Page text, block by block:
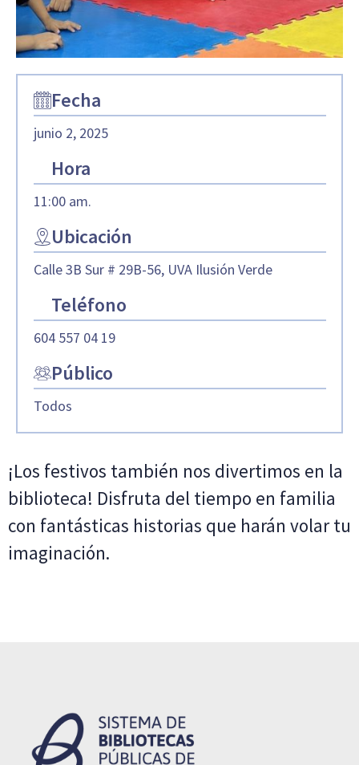
Fecha
junio 2, 2025
Hora
11:00 am.
Ubicación
Calle 3B Sur # 29B-56, UVA Ilusión Verde
Teléfono
604 557 04 19
Público
Todos
¡Los festivos también nos divertimos en la
biblioteca! Disfruta del tiempo en familia
con fantásticas historias que harán volar tu
imaginación.